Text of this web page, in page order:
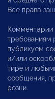
Все права
Комментарии
требованиям
публикуем
и/или
тире и
сообщения,
розни.